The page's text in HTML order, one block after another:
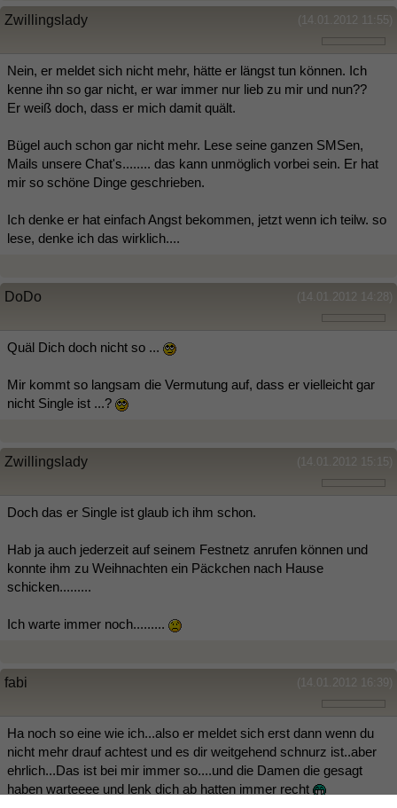
(14.01.2012 11:55)
Zwillingslady
Nein, er meldet sich nicht mehr, hätte er längst tun können. Ich
kenne ihn so gar nicht, er war immer nur lieb zu mir und nun??
Er weiß doch, dass er mich damit quält.
Bügel auch schon gar nicht mehr. Lese seine ganzen SMSen,
Mails unsere Chat's........ das kann unmöglich vorbei sein. Er hat
mir so schöne Dinge geschrieben.
Ich denke er hat einfach Angst bekommen, jetzt wenn ich teilw. so
lese, denke ich das wirklich....
(14.01.2012 14:28)
DoDo
Quäl Dich doch nicht so ...
Mir kommt so langsam die Vermutung auf, dass er vielleicht gar
nicht Single ist ...?
(14.01.2012 15:15)
Zwillingslady
Doch das er Single ist glaub ich ihm schon.
Hab ja auch jederzeit auf seinem Festnetz anrufen können und
konnte ihm zu Weihnachten ein Päckchen nach Hause
schicken.........
Ich warte immer noch.........
(14.01.2012 16:39)
fabi
Ha noch so eine wie ich...also er meldet sich erst dann wenn du
nicht mehr drauf achtest und es dir weitgehend schnurz ist..aber
ehrlich...Das ist bei mir immer so....und die Damen die gesagt
haben warteeee und lenk dich ab hatten immer recht